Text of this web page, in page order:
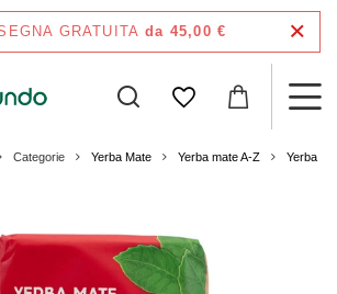
GRATUITA da 45,00 €
Categorie Yerba Mate Yerba mate A-Z Yerba